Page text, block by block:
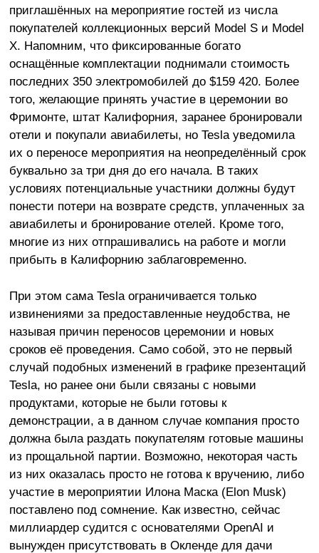
приглашённых на мероприятие гостей из числа
покупателей коллекционных версий Model S и Model
X. Напомним, что фиксированные богато
оснащённые комплектации поднимали стоимость
последних 350 электромобилей до $159 420. Более
того, желающие принять участие в церемонии во
Фримонте, штат Калифорния, заранее бронировали
отели и покупали авиабилеты, но Tesla уведомила
их о переносе мероприятия на неопределённый срок
буквально за три дня до его начала. В таких
условиях потенциальные участники должны будут
понести потери на возврате средств, уплаченных за
авиабилеты и бронирование отелей. Кроме того,
многие из них отпрашивались на работе и могли
прибыть в Калифорнию заблаговременно.
При этом сама Tesla ограничивается только
извинениями за предоставленные неудобства, не
называя причин переносов церемонии и новых
сроков её проведения. Само собой, это не первый
случай подобных изменений в графике презентаций
Tesla, но ранее они были связаны с новыми
продуктами, которые не были готовы к
демонстрации, а в данном случае компания просто
должна была раздать покупателям готовые машины
из прощальной партии. Возможно, некоторая часть
из них оказалась просто не готова к вручению, либо
участие в мероприятии Илона Маска (Elon Musk)
поставлено под сомнение. Как известно, сейчас
миллиардер судится с основателями OpenAI и
вынужден присутствовать в Окленде для дачи